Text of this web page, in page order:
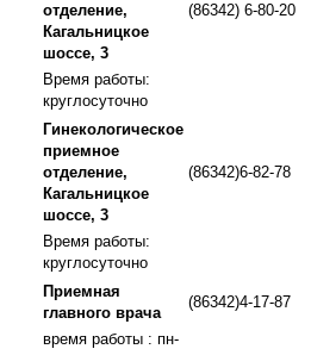
отделение,
Кагальницкое
шоссе, 3
(86342) 6-80-20
Время работы:
круглосуточно
Гинекологическое
приемное
отделение,
Кагальницкое
шоссе, 3
(86342)6-82-78
Время работы:
круглосуточно
Приемная
главного врача
(86342)4-17-87
время работы : пн-